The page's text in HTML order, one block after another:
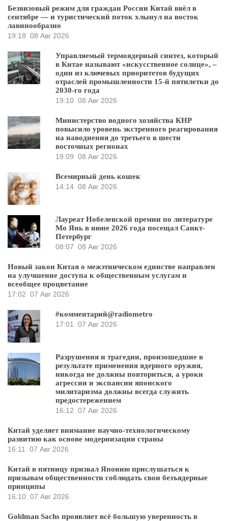
Безвизовый режим для граждан России Китай ввёл в
сентябре — и туристический поток хлынул на восток
лавинообразно
19:18 08 Авг 2026
Управляемый термоядерный синтез, который
в Китае называют «искусственное солнце», –
один из ключевых приоритетов будущих
отраслей промышленности 15-й пятилетки до
2030-го года
19:10 08 Авг 2026
Министерство водного хозяйства КНР
повысило уровень экстренного реагирования
на наводнения до третьего в шести
восточных регионах
19:09 08 Авг 2026
Всемирный день кошек
14:14 08 Авг 2026
Лауреат Нобелевской премии по литературе
Мо Янь в июне 2026 года посещал Санкт-
Петербург
08:07 08 Авг 2026
Новый закон Китая о межэтническом единстве направлен
на улучшение доступа к общественным услугам и
всеобщее процветание
17:02 07 Авг 2026
#комментарий@radiometro
17:01
07 Авг 2026
Разрушения и трагедии, произошедшие в
результате применения ядерного оружия,
никогда не должны повториться, а уроки
агрессии и экспансии японского
милитаризма должны всегда служить
предостережением
16:12 07 Авг 2026
Китай уделяет внимание научно-технологическому
развитию как основе модернизации страны
16:11
07 Авг 2026
Китай в пятницу призвал Японию прислушаться к
призывам общественности соблюдать свои безъядерные
принципы
16:10 07 Авг 2026
Goldman Sachs проявляет всё большую уверенность в